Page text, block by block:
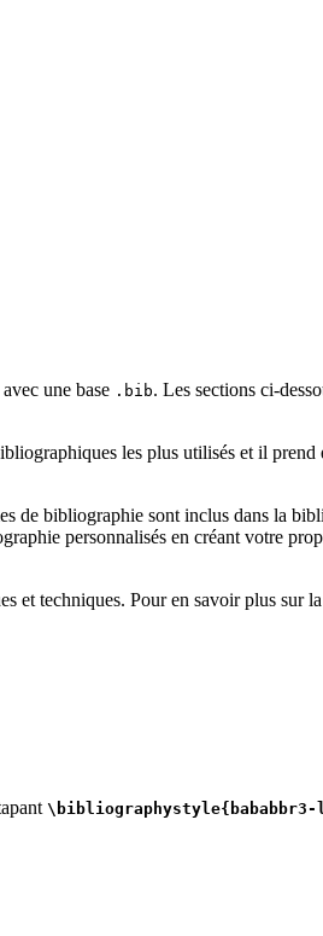
une base .bib. Les sections ci-
les plus utilisés et il prend
de bibliographie sont inclus dans la
personnalisés en créant votre
et techniques. Pour en savoir plus sur